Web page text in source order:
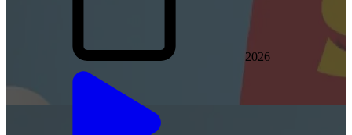
2026